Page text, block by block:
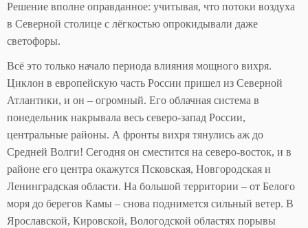
Решение вполне оправданное: учитывая, что потоки воздуха
в Северной столице с лёгкостью опрокидывали даже
светофоры.
Всё это только начало периода влияния мощного вихря.
Циклон в европейскую часть России пришел из Северной
Атлантики, и он – огромный. Его облачная система в
понедельник накрывала весь северо-запад России,
центральные районы. А фронты вихря тянулись аж до
Средней Волги! Сегодня он сместится на северо-восток, и в
районе его центра окажутся Псковская, Новгородская и
Ленинградская области. На большой территории – от Белого
моря до берегов Камы – снова поднимется сильный ветер. В
Ярославской, Кировской, Вологодской областях порывы